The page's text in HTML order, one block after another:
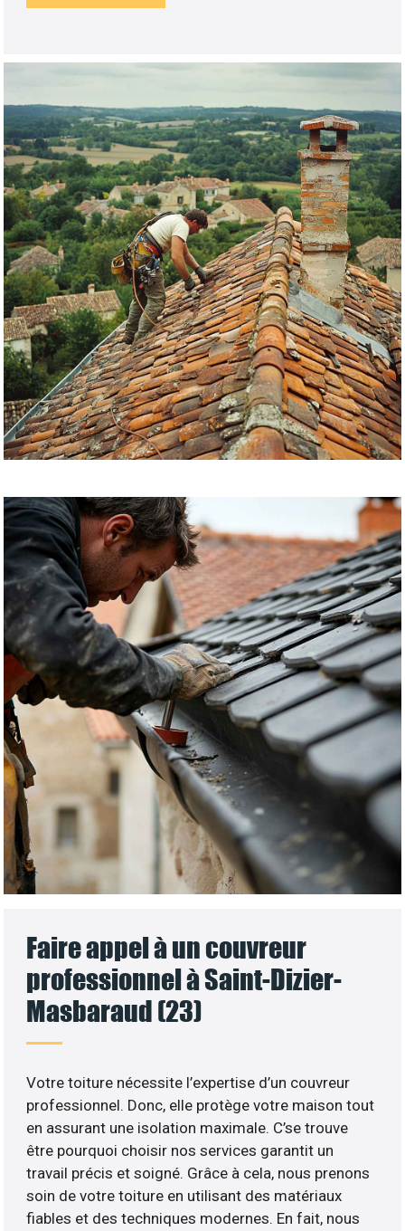
Faire appel à un couvreur
professionnel à Saint-Dizier-
Masbaraud (23)
Votre toiture nécessite l’expertise d’un couvreur
professionnel. Donc, elle protège votre maison tout
en assurant une isolation maximale. C’se trouve
être pourquoi choisir nos services garantit un
travail précis et soigné. Grâce à cela, nous prenons
soin de votre toiture en utilisant des matériaux
fiables et des techniques modernes. En fait, nous